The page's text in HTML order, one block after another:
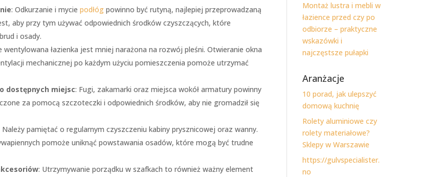
: Odkurzanie i mycie podłógpowinno być rutyną, najlepiej przeprowadzaną
aby przy tym używać odpowiednich środków czyszczących, które
i osady.
wentylowana łazienka jest mniej narażona na rozwój pleśni. Otwieranie okna
mechanicznej po każdym użyciu pomieszczenia pomoże utrzymać
dostępnych miejsc: Fugi, zakamarki oraz miejsca wokół armatury powinny
za pomocą szczoteczki i odpowiednich środków, aby nie gromadził się
Należy pamiętać o regularnym czyszczeniu kabiny prysznicowej oraz wanny.
pomoże uniknąć powstawania osadów, które mogą być trudne
: Utrzymywanie porządku w szafkach to również ważny element
Montaż lustra i mebli w
łazience przed czy po
odbiorze – praktyczne
wskazówki i
najczęstsze pułapki
Aranżacje
10 porad, jak ulepszyć
domową kuchnię
Rolety aluminiowe czy
rolety materiałowe?
Sklepy w Warszawie
https://gulvspecialister.
no